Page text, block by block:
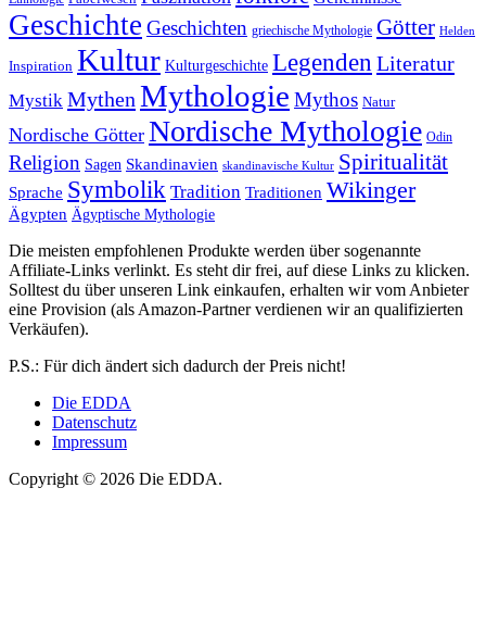
Geschichte Geschichten griechische Mythologie Götter Helden
Inspiration Kultur Kulturgeschichte Legenden Literatur
Mystik Mythen Mythologie Mythos Natur
Nordische Götter Nordische Mythologie Odin
Religion Sagen Skandinavien skandinavische Kultur Spiritualität
Sprache Symbolik Tradition Traditionen Wikinger
Ägypten Ägyptische Mythologie
Die meisten empfohlenen Produkte werden über sogenannte
Affiliate-Links verlinkt. Es steht dir frei, auf diese Links zu klicken.
Solltest du über unseren Link einkaufen, erhalten wir vom Anbieter
eine Provision (als Amazon-Partner verdienen wir an qualifizierten
Verkäufen).
P.S.: Für dich ändert sich dadurch der Preis nicht!
Die EDDA
Datenschutz
Impressum
Copyright © 2026 Die EDDA.